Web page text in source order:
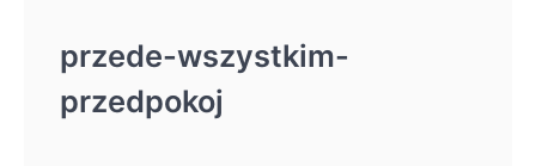
przede-wszystkim-
przedpokoj